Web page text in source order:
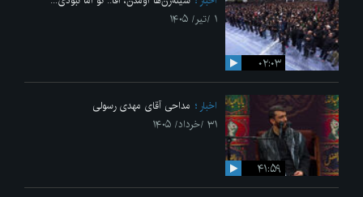
۰۲:۰۳
۱ /تیر/ ۱۴۰۵
۴۱:۵۹
اخبار
مداحی آقای مهدی رسولی
۳۱ /خرداد/ ۱۴۰۵